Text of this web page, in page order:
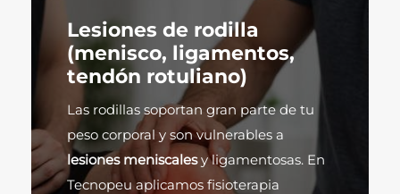
Lesiones de rodilla
(menisco, ligamentos,
tendón rotuliano)
Las rodillas soportan gran parte de tu
peso corporal y son vulnerables a
lesiones meniscalesy ligamentosas. En
Tecnopeu aplicamos fisioterapia